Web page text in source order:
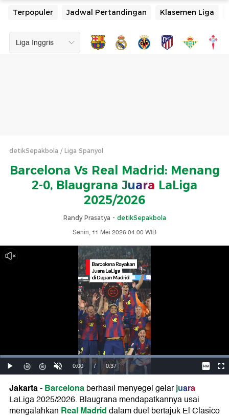
Terpopuler Jadwal Pertandingan Klasemen Liga
detikSepakbola Liga Spanyol
Barcelona Vs Real Madrid: Menang
2-0, Blaugrana Juara LaLiga
2025/2026
Randy Prasatya - detikSepakbola
Senin, 11 Mei 2026 04:00 WIB
Jakarta-Barcelonaberhasil menyegel gelarjuara
LaLiga 2025/2026. Blaugrana mendapatkannya usai
mengalahkan Real Madriddalam duel bertajuk El Clasico